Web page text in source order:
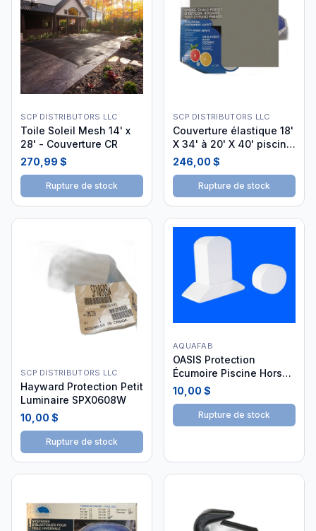
SCP DISTRIBUTORS LLC
Toile Soleil Mesh 14' x
28' - Couverture CR
270,99 $
Rupture de stock
SCP DISTRIBUTORS LLC
Couverture élastique 18'
X 34' à 20' X 40' piscine
creusée
246,00 $
Rupture de stock
SCP DISTRIBUTORS LLC
Hayward Protection Petit
Luminaire SPX0608W
10,00 $
Rupture de stock
AQUAFAB
OASIS Protection
Écumoire Piscine Hors-
Terre
10,00 $
Rupture de stock